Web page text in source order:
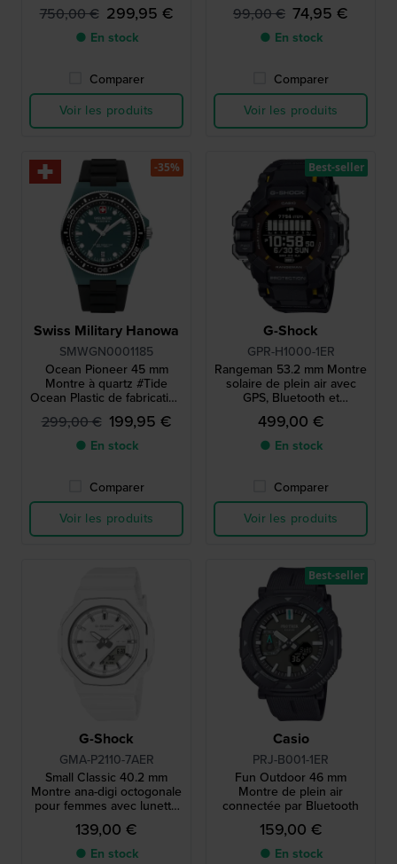
750,00 € 299,95 €
● En stock
Comparer
Voir les produits
99,00 € 74,95 €
● En stock
Comparer
Voir les produits
Swiss Military Hanowa
SMWGN0001185
Ocean Pioneer 45 mm
Montre à quartz #Tide
Ocean Plastic de fabrication
suisse avec date
299,00 € 199,95 €
● En stock
Comparer
Voir les produits
-35%
G-Shock
GPR-H1000-1ER
Rangeman 53.2 mm Montre
solaire de plein air avec
GPS, Bluetooth et
cardiofréquencemètre
499,00 €
● En stock
Comparer
Voir les produits
Best-seller
G-Shock
GMA-P2110-7AER
Small Classic 40.2 mm
Montre ana-digi octogonale
pour femmes avec lunette
métallique
139,00 €
● En stock
Casio
PRJ-B001-1ER
Fun Outdoor 46 mm
Montre de plein air
connectée par Bluetooth
159,00 €
● En stock
Best-seller